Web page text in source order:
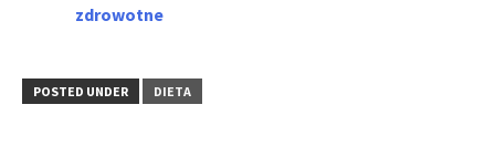
zdrowotne
POSTED UNDER DIETA